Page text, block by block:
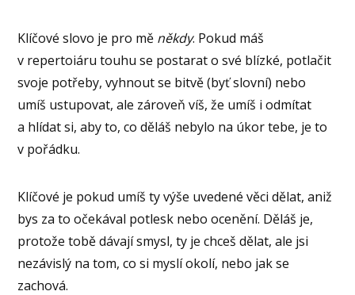
Klíčové slovo je pro mě někdy. Pokud máš
v repertoiáru touhu se postarat o své blízké, potlačit
svoje potřeby, vyhnout se bitvě (byť slovní) nebo
umíš ustupovat, ale zároveň víš, že umíš i odmítat
a hlídat si, aby to, co děláš nebylo na úkor tebe, je to
v pořádku.
Klíčové je pokud umíš ty výše uvedené věci dělat, aniž
bys za to očekával potlesk nebo ocenění. Děláš je,
protože tobě dávají smysl, ty je chceš dělat, ale jsi
nezávislý na tom, co si myslí okolí, nebo jak se
zachová.